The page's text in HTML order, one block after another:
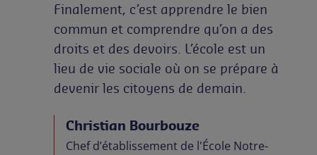
Finalement, c’est apprendre le bien
commun et comprendre qu’on a des
droits et des devoirs. L’école est un
lieu de vie sociale où on se prépare à
devenir les citoyens de demain.
Christian Bourbouze
Chef d’établissement de l'École Notre-